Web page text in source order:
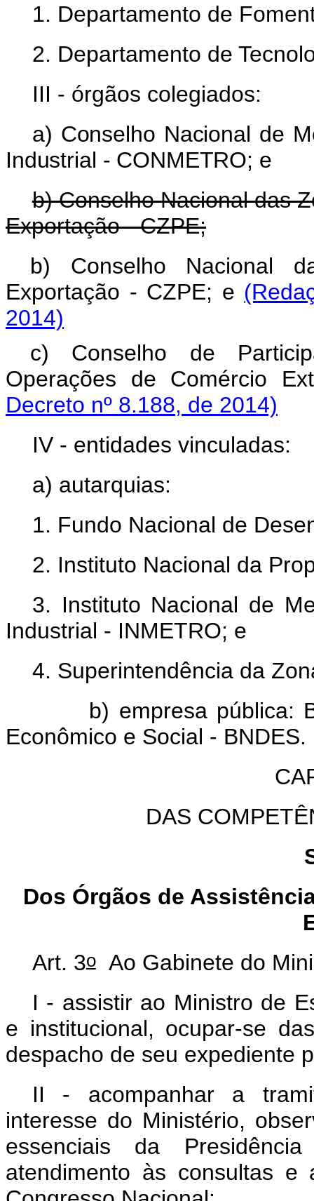
1. Departamento de
2. Departamento de
III - órgãos colegiados:
a) Conselho Nacional de
Industrial - CONMETRO; e
b) Conselho Nacional das
Exportação - CZPE;
b) Conselho Nacional
Exportação - CZPE; e
2014)
c) Conselho de
Operações de Comércio
Decreto nº 8.188, de 2014)
IV - entidades vinculadas:
a) autarquias:
1. Fundo Nacional de
2. Instituto Nacional da
3. Instituto Nacional de
Industrial - INMETRO; e
4. Superintendência da
b) empresa pública:
Econômico e Social - BNDES.
DAS
Dos Órgãos de
Art. 3oAo Gabinete do
I - assistir ao Ministro de
e institucional, ocupar-se
despacho de seu expediente
II - acompanhar a
interesse do Ministério,
essenciais da
atendimento às consultas e